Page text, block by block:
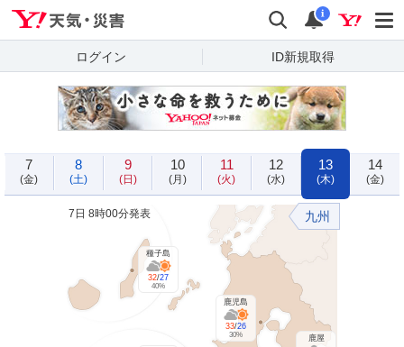
検索 通知
i
ログイン ID新規取得
7
(金)
8
(土)
9
(日)
10
(月)
11
(火)
12
(水)
13
(木)
14
(金)
九州
鹿児島
33/26
30% 鹿屋
種子島
32/27
40%
7日 8時00分発表